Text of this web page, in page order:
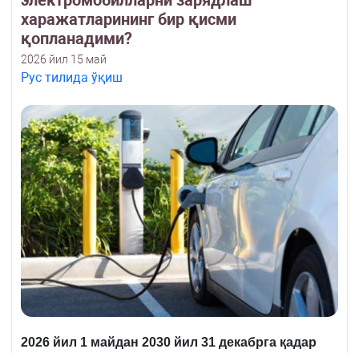
харажатларининг бир қисми
қопланадими?
2026 йил 15 май
Рус тилида ўқиш
2026 йил 1 майдан 2030 йил 31 декабрга қадар